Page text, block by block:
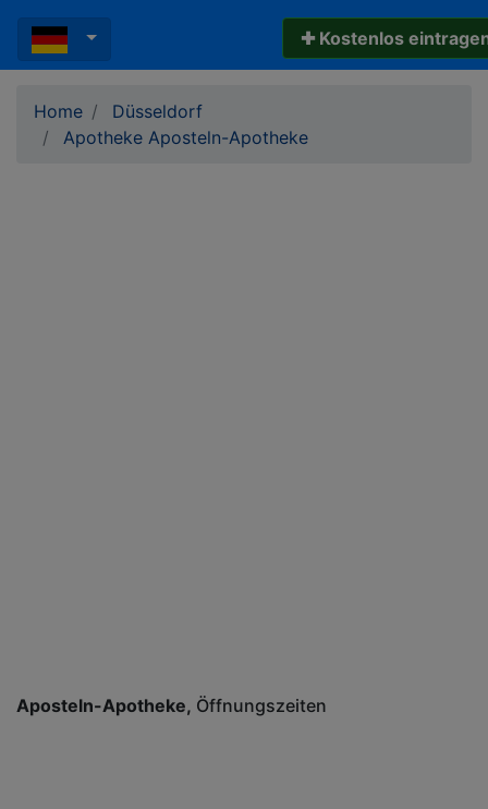
✚ Kostenlos
Home
Düsseldorf
Apotheke Aposteln-Apotheke
Aposteln-Apotheke Öffnungszeiten